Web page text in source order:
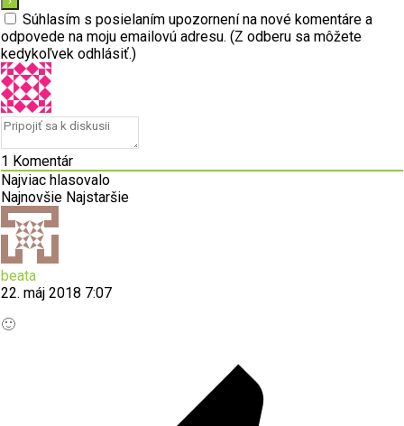
Súhlasím s posielaním upozornení na nové komentáre a
odpovede na moju emailovú adresu. (Z odberu sa môžete
kedykoľvek odhlásiť.)
1 Komentár
Najviac hlasovalo
Najnovšie Najstaršie
beata
22. máj 2018 7:07
🙂